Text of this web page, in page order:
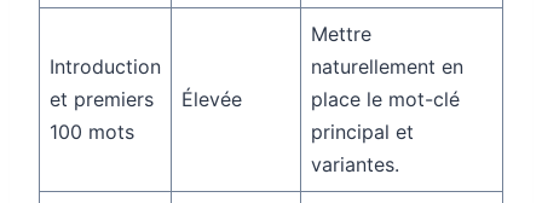
Introduction
et premiers
100 mots
Élevée
Mettre
naturellement en
place le mot-clé
principal et
variantes.